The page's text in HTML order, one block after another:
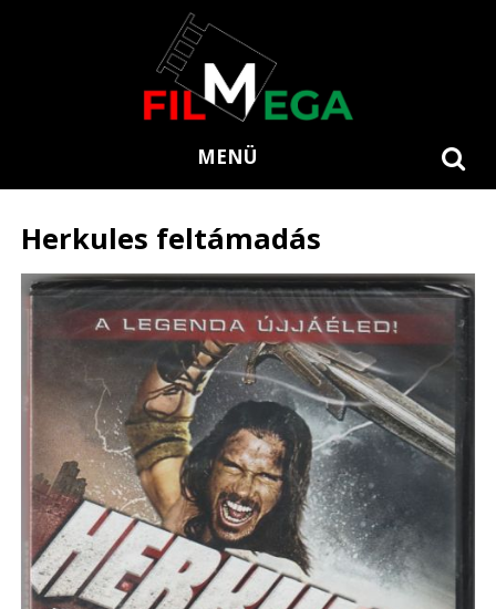
MENÜ
Herkules feltámadás